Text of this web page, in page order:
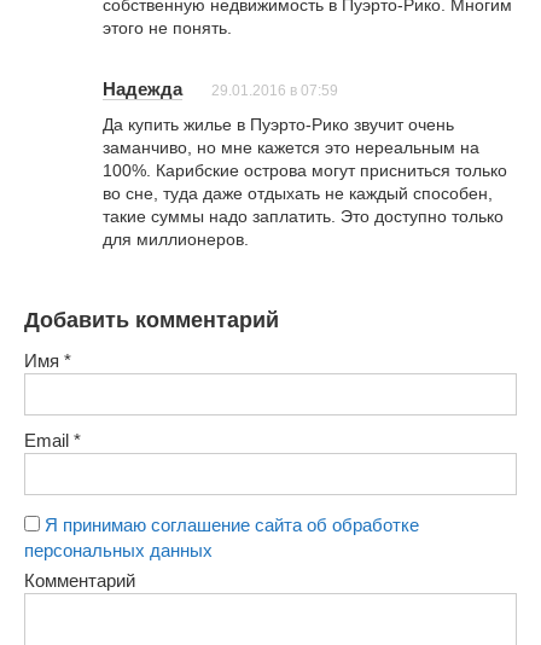
собственную недвижимость в Пуэрто-Рико. Многим
этого не понять.
Надежда 29.01.2016 в 07:59
Да купить жилье в Пуэрто-Рико звучит очень
заманчиво, но мне кажется это нереальным на
100%. Карибские острова могут присниться только
во сне, туда даже отдыхать не каждый способен,
такие суммы надо заплатить. Это доступно только
для миллионеров.
Добавить комментарий
Имя *
Email *
Я принимаю соглашение сайта об обработке
персональных данных
Комментарий